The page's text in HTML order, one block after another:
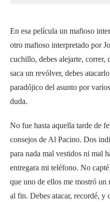
En esa película un mafioso
otro mafioso interpretado por
cuchillo, debes alejarte, correr,
saca un revólver, debes
paradójico del asunto por
duda.
No fue hasta aquella tarde de
consejos de Al Pacino. Dos
para nada mal vestidos ni mal
entregara mi teléfono. No
que uno de ellos me mostró
al fin. Debes atacar, recordé, y